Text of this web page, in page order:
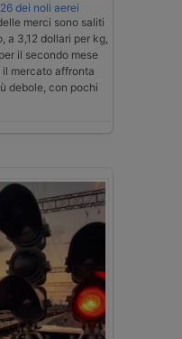
dei noli aerei
merci sono saliti
a 3,12 dollari per kg,
il secondo mese
mercato affronta
debole, con pochi